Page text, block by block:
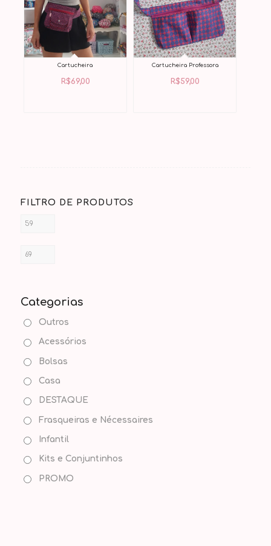
Cartucheira
R$69,00
Cartucheira Professora
R$59,00
FILTRO DE PRODUTOS
Categorias
Outros
Acessórios
Bolsas
Casa
DESTAQUE
Frasqueiras e Nécessaires
Infantil
Kits e Conjuntinhos
PROMO